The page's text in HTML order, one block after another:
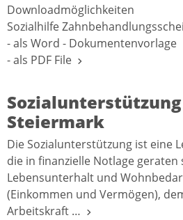
Downloadmöglichkeiten
Sozialhilfe
- als Word - Dokumentenvorlage
- als PDF File
Sozialunterstützung
Steiermark
Die Sozialunterstützung ist eine
die in finanzielle Notlage
Lebensunterhalt und
(Einkommen und Vermögen),
Arbeitskraft …